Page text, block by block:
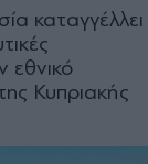
καταγγέλλει
εθνικό
Κυπριακής